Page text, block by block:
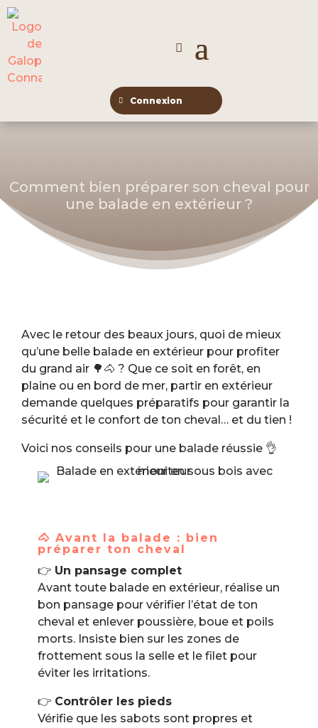
Connexion
Comment bien préparer son cheval pour
une balade en extérieur ?
Avec le retour des beaux jours, quoi de mieux
qu’une belle balade en extérieur pour profiter
du grand air 🌳🐴 ? Que ce soit en forêt, en
plaine ou en bord de mer, partir en extérieur
demande quelques préparatifs pour garantir la
sécurité et le confort de ton cheval… et du tien !
Voici nos conseils pour une balade réussie 👌
🐴 Avant la balade : bien
préparer ton cheval
👉 Un pansage complet
Avant toute balade en extérieur, réalise un
bon pansage pour vérifier l’état de ton
cheval et enlever poussière, boue et poils
morts. Insiste bien sur les zones de
frottement sous la selle et le filet pour
éviter les irritations.
👉 Contrôler les pieds
Vérifie que les sabots sont propres et